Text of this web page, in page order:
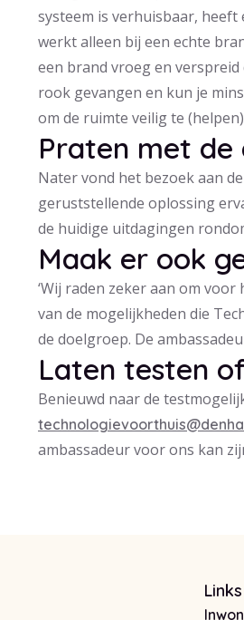
systeem is verhuisbaar,
werkt alleen bij een echte
een brand vroeg en
rook gevangen en kun je
om de ruimte veilig te
Praten met
Nater vond het bezoek aan
geruststellende oplossing
de huidige uitdagingen
Maak er ook
‘Wij raden zeker aan om
van de mogelijkheden die
de doelgroep. De
Laten testen
Benieuwd naar de
ambassadeur voor ons kan
Links